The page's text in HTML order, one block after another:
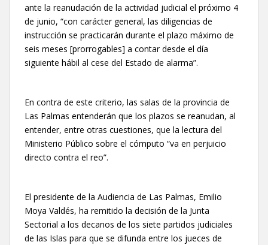
ante la reanudación de la actividad judicial el próximo 4
de junio, “con carácter general, las diligencias de
instrucción se practicarán durante el plazo máximo de
seis meses [prorrogables] a contar desde el día
siguiente hábil al cese del Estado de alarma”.
En contra de este criterio, las salas de la provincia de
Las Palmas entenderán que los plazos se reanudan, al
entender, entre otras cuestiones, que la lectura del
Ministerio Público sobre el cómputo “va en perjuicio
directo contra el reo”.
El presidente de la Audiencia de Las Palmas, Emilio
Moya Valdés, ha remitido la decisión de la Junta
Sectorial a los decanos de los siete partidos judiciales
de las Islas para que se difunda entre los jueces de